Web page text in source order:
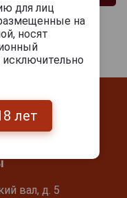
вал, д. 5
для лиц
на
носят
лет